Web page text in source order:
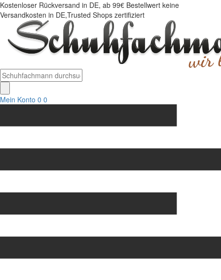
Kostenloser Rückversand in DE, ab 99€ Bestellwert keine
Versandkosten in DE,Trusted Shops zertifiziert
Mein Konto 0 0